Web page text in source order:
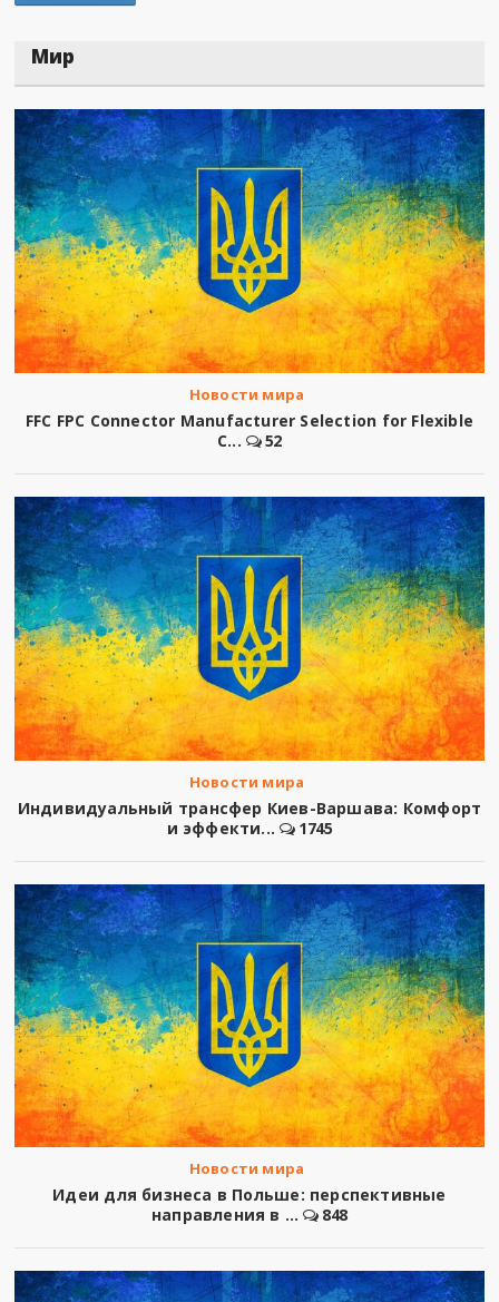
Мир
Новости мира
FFC FPC Connector Manufacturer Selection for Flexible
C...
52
Новости мира
Индивидуальный трансфер Киев-Варшава: Комфорт
и эффекти...
1745
Новости мира
Идеи для бизнеса в Польше: перспективные
направления в ...
848